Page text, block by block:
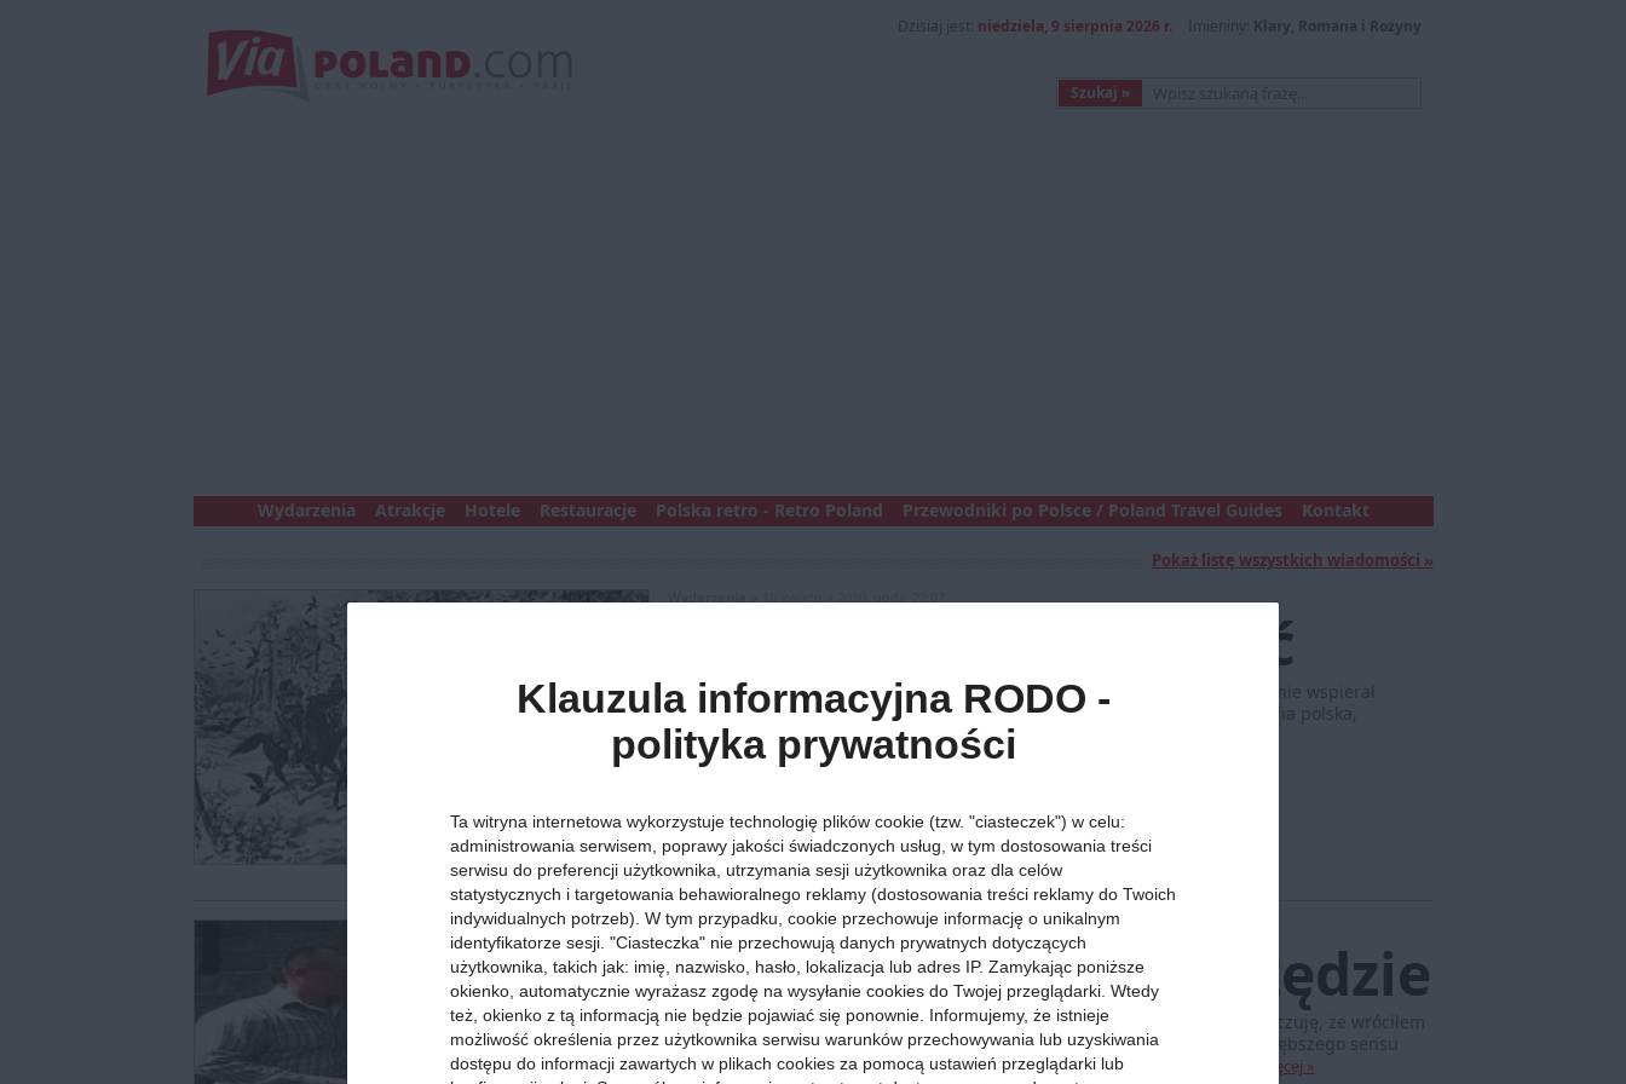
Dzisiaj jest: niedziela, 9 sierpnia 2026 r. Imieniny: Klary, Romana i Rozyny
Wydarzenia Atrakcje Hotele Restauracje Polska retro - Retro Poland Przewodniki po Polsce / Poland Travel Guides Kontakt
Pokaż listę wszystkich wiadomości »
Trylogia może krzepić
Cała Polska:Cykl historycznych powieści Henryka Sienkiewicza niejednokrotnie wspierał
Polaków w trudnych chwilach dziejowych, dawał lekcje historii... Była to Biblia polska,
szczególnie cenna w okresach kryzysowych.
Wydarzenia »18 marca 2010, godz. 15:55
Polskę spotykam wszędzie
Cała Polska:Ciągle się gdzieś włóczę, ale zawsze kiedy wracam do Polski to czuję, że wróciłem
na właściwe miejsce. Czasami to co nas spotyka w życiu nabiera jakiegoś głębszego sensu
dopiero z perspektywy czasu. Dlatego postanowiłem napisać ten artykuł.
Więcej »
Klauzula informacyjna RODO -
polityka prywatności
Ta witryna internetowa wykorzystuje technologię plików cookie (tzw. "ciasteczek") w celu:
administrowania serwisem, poprawy jakości świadczonych usług, w tym dostosowania treści
serwisu do preferencji użytkownika, utrzymania sesji użytkownika oraz dla celów
statystycznych i targetowania behawioralnego reklamy (dostosowania treści reklamy do Twoich
indywidualnych potrzeb). W tym przypadku, cookie przechowuje informację o unikalnym
identyfikatorze sesji. "Ciasteczka" nie przechowują danych prywatnych dotyczących
użytkownika, takich jak: imię, nazwisko, hasło, lokalizacja lub adres IP. Zamykając poniższe
okienko, automatycznie wyrażasz zgodę na wysyłanie cookies do Twojej przeglądarki. Wtedy
też, okienko z tą informacją nie będzie pojawiać się ponownie. Informujemy, że istnieje
możliwość określenia przez użytkownika serwisu warunków przechowywania lub uzyskiwania
dostępu do informacji zawartych w plikach cookies za pomocą ustawień przeglądarki lub